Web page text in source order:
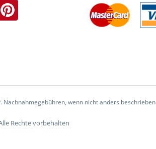
Nachnahmegebühren, wenn nicht anders beschrieben
Rechte vorbehalten